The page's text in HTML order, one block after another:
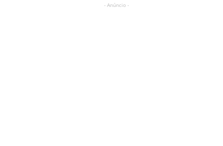
- Anúncio -